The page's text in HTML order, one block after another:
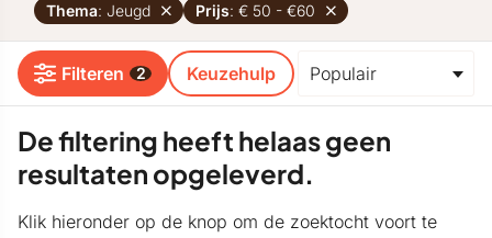
Thema: Jeugd Prijs: € 50 - €60
Filteren 2 Keuzehulp
De filtering heeft helaas geen
resultaten opgeleverd.
Klik hieronder op de knop om de zoektocht voort te